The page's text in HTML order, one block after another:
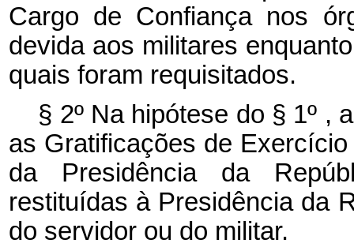
Cargo de Confiança nos
devida aos militares
quais foram requisitados.
§ 2º Na hipótese do § 1º ,
as Gratificações de
da Presidência da
restituídas à Presidência da
do servidor ou do militar.